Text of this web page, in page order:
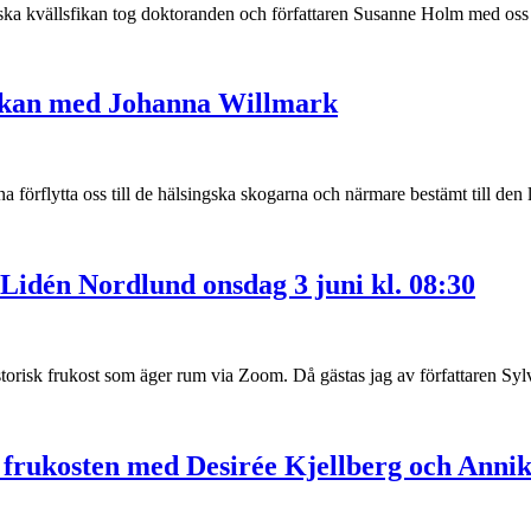
kvällsfikan tog doktoranden och författaren Susanne Holm med oss
med Johanna Willmark
oss till de hälsingska skogarna och närmare bestämt till den
Nordlund onsdag 3 juni kl. 08:30
frukost som äger rum via Zoom. Då gästas jag av författaren
med Desirée Kjellberg och